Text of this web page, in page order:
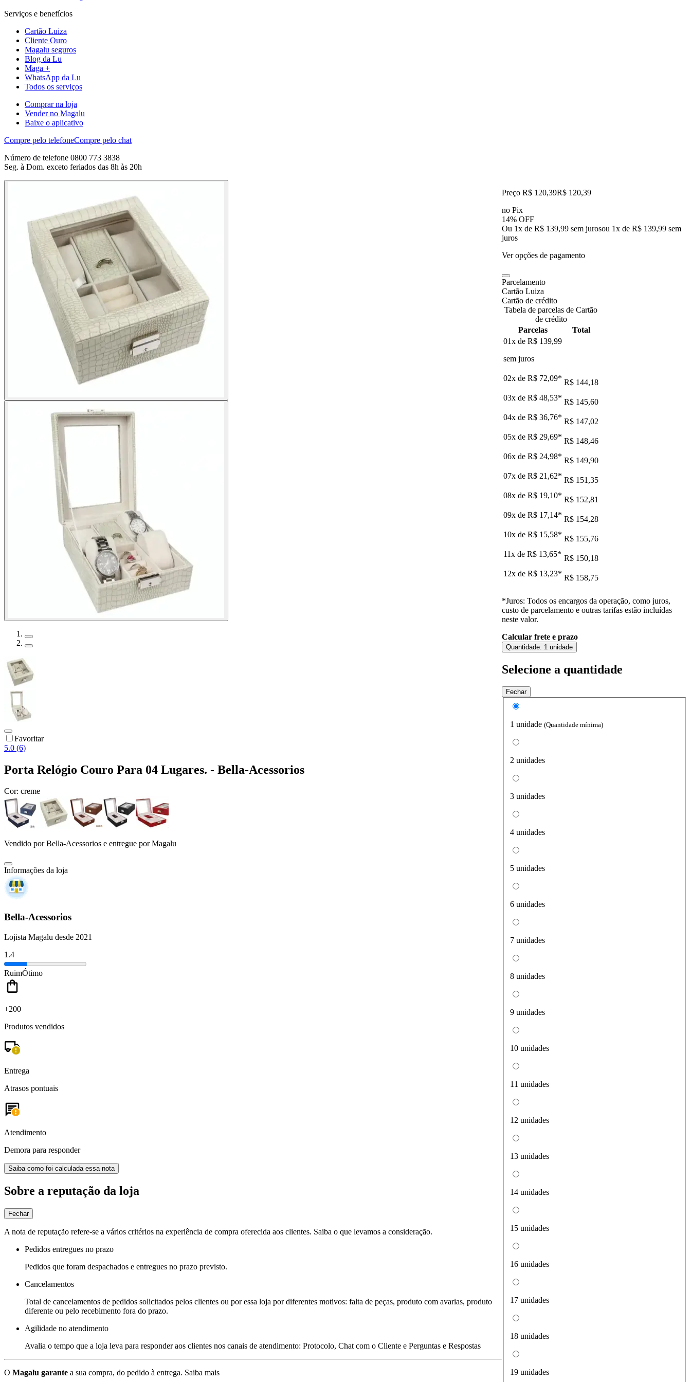
Serviços e benefícios
Cartão Luiza
Cliente Ouro
Magalu seguros
Blog da Lu
Maga +
WhatsApp da Lu
Todos os serviços
Comprar na loja
Vender no Magalu
Baixe o aplicativo
Compre pelo telefoneCompre pelo chat
Número de telefone 0800 773 3838
Seg. à Dom. exceto feriados das 8h às 20h
Favoritar
5.0 (6)
Porta Relógio Couro Para 04 Lugares. - Bella-Acessorios
Cor: creme
Vendido porBella-Acessorios e entregue por Magalu
Informações da loja
Bella-Acessorios
Lojista Magalu desde 2021
1.4
RuimÓtimo
+200
Produtos vendidos
Entrega
Atrasos pontuais
Atendimento
Demora para responder
Saiba como foi calculada essa nota
Sobre a reputação da loja
Fechar
A nota de reputação refere-se a vários critérios na experiência de compra oferecida aos clientes. Saiba o que levamos a consideração.
Pedidos entregues no prazo
Pedidos que foram despachados e entregues no prazo previsto.
Cancelamentos
Total de cancelamentos de pedidos solicitados pelos clientes ou por essa loja por diferentes motivos: falta de peças, produto com avarias, produto
diferente ou pelo recebimento fora do prazo.
Agilidade no atendimento
Avalia o tempo que a loja leva para responder aos clientes nos canais de atendimento: Protocolo, Chat com o Cliente e Perguntas e Respostas
O Magalu garante a sua compra, do pedido à entrega. Saiba mais
Preço R$ 120,39R$ 120,39
no Pix
14% OFF
Ou 1x de R$ 139,99 sem jurosou 1x de R$ 139,99 sem
juros
Ver opções de pagamento
Parcelamento
Cartão Luiza
Cartão de crédito
Tabela de parcelas de Cartão
de crédito
Parcelas
Total
01x de R$ 139,99
sem juros
02x de R$ 72,09* R$ 144,18
03x de R$ 48,53* R$ 145,60
04x de R$ 36,76* R$ 147,02
05x de R$ 29,69* R$ 148,46
06x de R$ 24,98* R$ 149,90
07x de R$ 21,62* R$ 151,35
08x de R$ 19,10* R$ 152,81
09x de R$ 17,14* R$ 154,28
10x de R$ 15,58* R$ 155,76
11x de R$ 13,65* R$ 150,18
12x de R$ 13,23* R$ 158,75
*Juros: Todos os encargos da operação, como juros,
custo de parcelamento e outras tarifas estão incluídas
neste valor.
Calcular frete e prazo
Quantidade: 1 unidade
Selecione a quantidade
Fechar
1 unidade (Quantidade mínima)
2 unidades
3 unidades
4 unidades
5 unidades
6 unidades
7 unidades
8 unidades
9 unidades
10 unidades
11 unidades
12 unidades
13 unidades
14 unidades
15 unidades
16 unidades
17 unidades
18 unidades
19 unidades